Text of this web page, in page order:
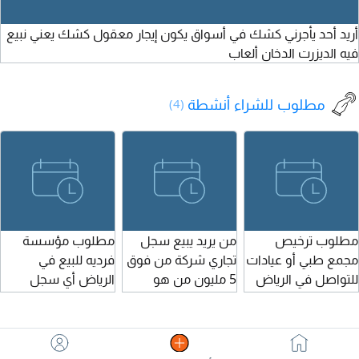
أريد أحد يأجرني كشك في أسواق يكون إيجار معقول كشك يعني نبيع
فيه الديزرت الدخان ألعاب
مطلوب للشراء أنشطة (4)
مطلوب ترخيص
مجمع طبي أو عيادات
للتواصل في الرياض
أو أي مدينة
من يريد يبيع سجل
تجاري شركة من فوق
5 مليون من هو
صامل وجاد يتواصل
مطلوب مؤسسة
فرديه للبيع في
الرياض أي سجل
تجاري